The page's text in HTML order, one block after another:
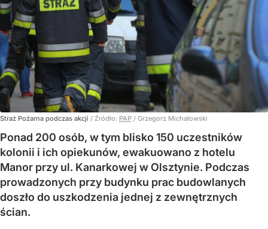
Straż Pożarna podczas akcji / Źródło: PAP / Grzegorz Michałowski
Ponad 200 osób, w tym blisko 150 uczestników
kolonii i ich opiekunów, ewakuowano z hotelu
Manor przy ul. Kanarkowej w Olsztynie. Podczas
prowadzonych przy budynku prac budowlanych
doszło do uszkodzenia jednej z zewnętrznych
ścian.